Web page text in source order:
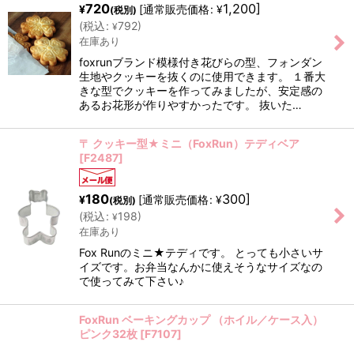
¥720(税別) [通常販売価格: ¥1,200]
(税込: ¥792)
在庫あり
foxrunブランド模様付き花びらの型、フォンダン
生地やクッキーを抜くのに使用できます。 １番大
きな型でクッキーを作ってみましたが、安定感の
あるお花形が作りやすかったです。 抜いた…
〒 クッキー型★ミニ（FoxRun）テディベア
[F2487]
¥180(税別) [通常販売価格: ¥300]
(税込: ¥198)
在庫あり
Fox Runのミニ★テディです。 とっても小さいサ
イズです。お弁当なんかに使えそうなサイズなの
で使ってみて下さい♪
FoxRun ベーキングカップ （ホイル／ケース入）
ピンク32枚 [F7107]